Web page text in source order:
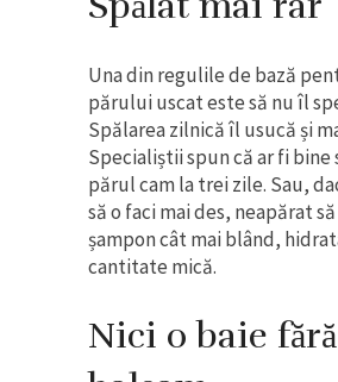
Una din regulile de bază
părului uscat este să nu îl
Spălarea zilnică îl usucă și
Specialiștii spun că ar fi bine
părul cam la trei zile. Sau,
să o faci mai des, neapărat
șampon cât mai blând,
cantitate mică.
Nici o baie fără